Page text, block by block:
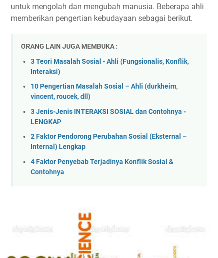
untuk mengolah dan mengubah manusia. Beberapa ahli
memberikan pengertian kebudayaan sebagai berikut.
ORANG LAIN JUGA MEMBUKA :
3 Teori Masalah Sosial - Ahli (Fungsionalis, Konflik,
Interaksi)
10 Pengertian Masalah Sosial – Ahli (durkheim,
vincent, roucek, dll)
3 Jenis-Jenis INTERAKSI SOSIAL dan Contohnya -
LENGKAP
2 Faktor Pendorong Perubahan Sosial (Eksternal –
Internal) Lengkap
4 Faktor Penyebab Terjadinya Konflik Sosial &
Contohnya